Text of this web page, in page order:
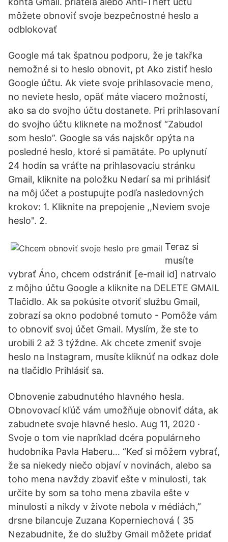
môžete obnoviť svoje bezpečnostné heslo a
odblokovať
Google má tak špatnou podporu, že je takřka
nemožné si to heslo obnovit, pt Ako zistiť heslo
Google účtu. Ak viete svoje prihlasovacie meno,
no neviete heslo, opäť máte viacero možností,
ako sa do svojho účtu dostanete. Pri prihlasovaní
do svojho účtu kliknete na možnosť “Zabudol
som heslo”. Google sa vás najskôr opýta na
posledné heslo, ktoré si pamätáte. Po uplynutí
24 hodín sa vráťte na prihlasovaciu stránku
Gmail, kliknite na položku Nedarí sa mi prihlásiť
na môj účet a postupujte podľa nasledovných
krokov: 1. Kliknite na prepojenie ,,Neviem svoje
heslo". 2.
Teraz si
musíte
vybrať Áno, chcem odstrániť [e-mail id] natrvalo
z môjho účtu Google a kliknite na DELETE GMAIL
Tlačidlo. Ak sa pokúsite otvoriť službu Gmail,
zobrazí sa okno podobné tomuto - Pomôže vám
to obnoviť svoj účet Gmail. Myslím, že ste to
urobili 2 až 3 týždne. Ak chcete zmeniť svoje
heslo na Instagram, musíte kliknúť na odkaz dole
na tlačidlo Prihlásiť sa.
Obnovenie zabudnutého hlavného hesla.
Obnovovací kľúč vám umožňuje obnoviť dáta, ak
zabudnete svoje hlavné heslo. Aug 11, 2020 ·
Svoje o tom vie napríklad dcéra populárneho
hudobníka Pavla Haberu… “Keď si môžem vybrať,
že sa niekedy niečo objaví v novinách, alebo sa
toho mena navždy zbaviť ešte v minulosti, tak
určite by som sa toho mena zbavila ešte v
minulosti a nikdy v živote nebola v médiách,”
drsne bilancuje Zuzana Koperniechová ( 35
Nezabudnite, že do služby Gmail môžete pridať